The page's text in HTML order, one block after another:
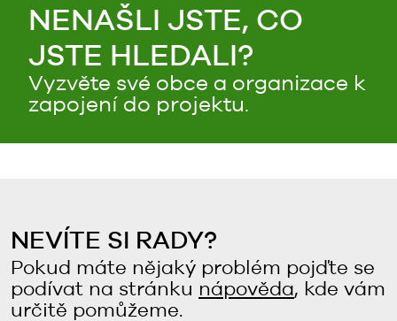
NENAŠLI JSTE, CO
JSTE HLEDALI?
Vyzvěte své obce a organizace k
zapojení do projektu.
NEVÍTE SI RADY?
Pokud máte nějaký problém pojďte se
podívat na stránku nápověda, kde vám
určitě pomůžeme.